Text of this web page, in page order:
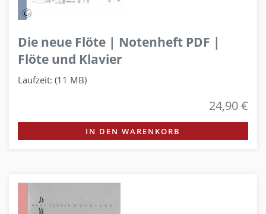
Die neue Flöte | Notenheft PDF |
Flöte und Klavier
Laufzeit: (11 MB)
24,90 €
IN DEN WARENKORB